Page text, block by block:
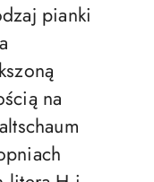
pianki
na